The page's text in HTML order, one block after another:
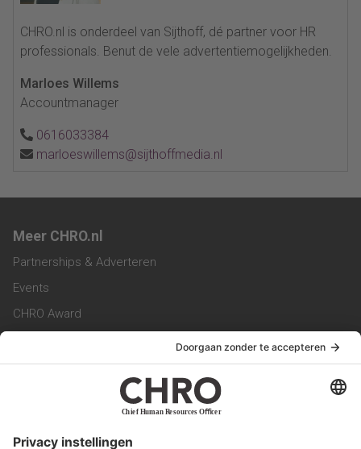
CHRO.nl is onderdeel van Sijthoff, dé partner voor HR
professionals. Benut de vele advertentiemogelijkheden.
Marloes Willems
Accountmanager
0616033384
marloeswillems@sijthoffmedia.nl
Meer CHRO.nl
Partnerships & Adverteren
Events
CHRO Award
CHRO Magazine
Service & Contact
Werken bij ons